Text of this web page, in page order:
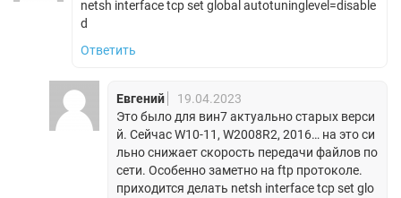
netsh interface tcp set global autotuninglevel=disable
d
Ответить
Евгений
19.04.2023
Это было для вин7 актуально старых верси
й. Сейчас W10-11, W2008R2, 2016… на это си
льно снижает скорость передачи файлов по
сети. Особенно заметно на ftp протоколе.
приходится делать netsh interface tcp set glo